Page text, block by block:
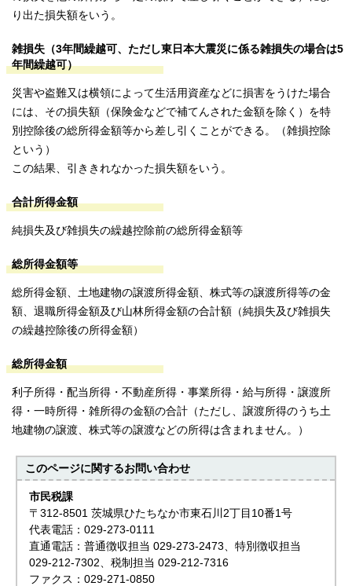
り出た損失額をいう。
雑損失（3年間繰越可、ただし東日本大震災に係る雑損失の場合は5
年間繰越可）
災害や盗難又は横領によって生活用資産などに損害をうけた場合
には、その損失額（保険金などで補てんされた金額を除く）を特
別控除後の総所得金額等から差し引くことができる。（雑損控除
という）
この結果、引ききれなかった損失額をいう。
合計所得金額
純損失及び雑損失の繰越控除前の総所得金額等
総所得金額等
総所得金額、土地建物の譲渡所得金額、株式等の譲渡所得等の金
額、退職所得金額及び山林所得金額の合計額（純損失及び雑損失
の繰越控除後の所得金額）
総所得金額
利子所得・配当所得・不動産所得・事業所得・給与所得・譲渡所
得・一時所得・雑所得の金額の合計（ただし、譲渡所得のうち土
地建物の譲渡、株式等の譲渡などの所得は含まれません。）
このページに関するお問い合わせ
市民税課
〒312-8501 茨城県ひたちなか市東石川2丁目10番1号
代表電話：029-273-0111
直通電話：普通徴収担当 029-273-2473、特別徴収担当
029-212-7302、税制担当 029-212-7316
ファクス：029-271-0850